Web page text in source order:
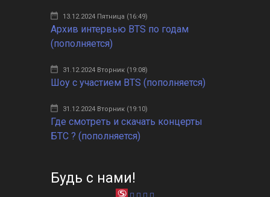
13.12.2024 Пятница (16:49)
Архив интервью BTS по годам
(пополняется)
31.12.2024 Вторник (19:08)
Шоу с участием BTS (пополняется)
31.12.2024 Вторник (19:10)
Где смотреть и скачать концерты
БТС ? (пополняется)
Будь с нами!